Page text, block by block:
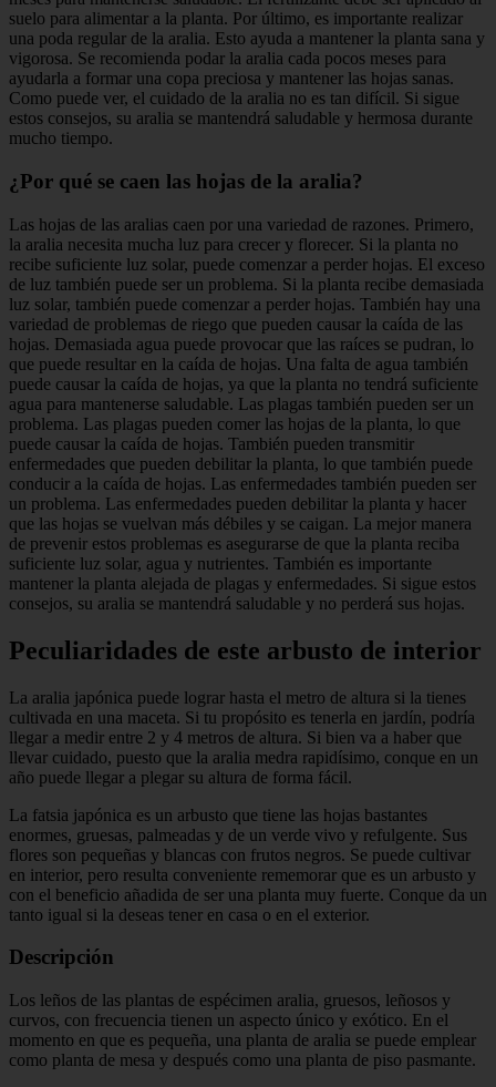
suelo para alimentar a la planta. Por último, es importante realizar
una poda regular de la aralia. Esto ayuda a mantener la planta sana y
vigorosa. Se recomienda podar la aralia cada pocos meses para
ayudarla a formar una copa preciosa y mantener las hojas sanas.
Como puede ver, el cuidado de la aralia no es tan difícil. Si sigue
estos consejos, su aralia se mantendrá saludable y hermosa durante
mucho tiempo.
¿Por qué se caen las hojas de la aralia?
Las hojas de las aralias caen por una variedad de razones. Primero,
la aralia necesita mucha luz para crecer y florecer. Si la planta no
recibe suficiente luz solar, puede comenzar a perder hojas. El exceso
de luz también puede ser un problema. Si la planta recibe demasiada
luz solar, también puede comenzar a perder hojas. También hay una
variedad de problemas de riego que pueden causar la caída de las
hojas. Demasiada agua puede provocar que las raíces se pudran, lo
que puede resultar en la caída de hojas. Una falta de agua también
puede causar la caída de hojas, ya que la planta no tendrá suficiente
agua para mantenerse saludable. Las plagas también pueden ser un
problema. Las plagas pueden comer las hojas de la planta, lo que
puede causar la caída de hojas. También pueden transmitir
enfermedades que pueden debilitar la planta, lo que también puede
conducir a la caída de hojas. Las enfermedades también pueden ser
un problema. Las enfermedades pueden debilitar la planta y hacer
que las hojas se vuelvan más débiles y se caigan. La mejor manera
de prevenir estos problemas es asegurarse de que la planta reciba
suficiente luz solar, agua y nutrientes. También es importante
mantener la planta alejada de plagas y enfermedades. Si sigue estos
consejos, su aralia se mantendrá saludable y no perderá sus hojas.
Peculiaridades de este arbusto de interior
La aralia japónica puede lograr hasta el metro de altura si la tienes
cultivada en una maceta. Si tu propósito es tenerla en jardín, podría
llegar a medir entre 2 y 4 metros de altura. Si bien va a haber que
llevar cuidado, puesto que la aralia medra rapidísimo, conque en un
año puede llegar a plegar su altura de forma fácil.
La fatsia japónica es un arbusto que tiene las hojas bastantes
enormes, gruesas, palmeadas y de un verde vivo y refulgente. Sus
flores son pequeñas y blancas con frutos negros. Se puede cultivar
en interior, pero resulta conveniente rememorar que es un arbusto y
con el beneficio añadida de ser una planta muy fuerte. Conque da un
tanto igual si la deseas tener en casa o en el exterior.
Descripción
Los leños de las plantas de espécimen aralia, gruesos, leñosos y
curvos, con frecuencia tienen un aspecto único y exótico. En el
momento en que es pequeña, una planta de aralia se puede emplear
como planta de mesa y después como una planta de piso pasmante.